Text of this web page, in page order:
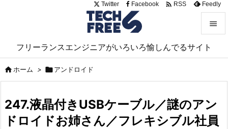
フリーランスエンジニアがいろいろ愉しんでるサイト


サイド
前へ

Twitter Facebook  RSS Feedly
ホーム > アンドロイド
247.液晶付きUSBケーブル／謎のアン
ドロイドお姉さん／フレキシブル社員